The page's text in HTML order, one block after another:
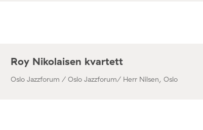
Roy Nikolaisen kvartett
Oslo Jazzforum / Oslo Jazzforum/ Herr Nilsen, Oslo